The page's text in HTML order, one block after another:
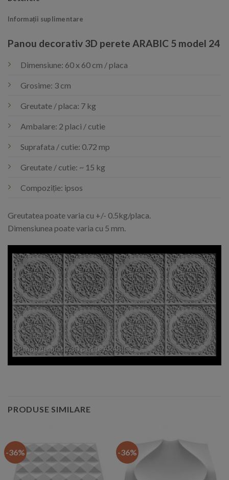
Informații suplimentare
Panou decorativ 3D perete ARABIC 5 model 24
Dimensiune: 60 x 60 cm / placa
Grosime: 3 cm
Greutate / placa: 7 kg
Ambalare: 2 placi / cutie
Suprafata / cutie: 0.72 mp
Greutate / cutie: ~ 15 kg
Compoziție: ipsos
Greutatea poate varia cu +/- 0.5kg/placa.
Dimensiunea poate varia cu 5 mm.
Panou decorativ 3D perete ARABIC 5
PRODUSE SIMILARE
-36% -36%